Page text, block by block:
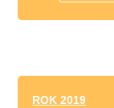
ROK 2019